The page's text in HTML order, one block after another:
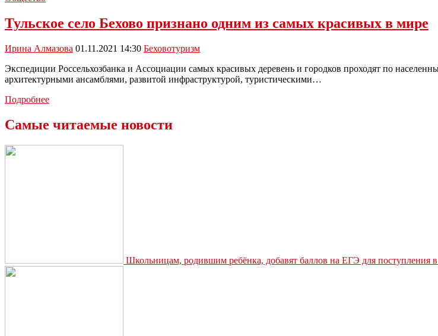
Тульское село Бехово признано одним из самых красивых в мире
Ирина Алмазова 01.11.2021 14:30 Беховотуризм
Экспедиции Россельхозбанка и Ассоциации самых красивых деревень и городков проходят по
архитектурными ансамблями, развитой инфраструктурой, туристическими…
ПодробнееТульское
признано
Самые читаемые новости
Школьницам, родившим ребёнка, добавят баллов на ЕГЭ для поступления в